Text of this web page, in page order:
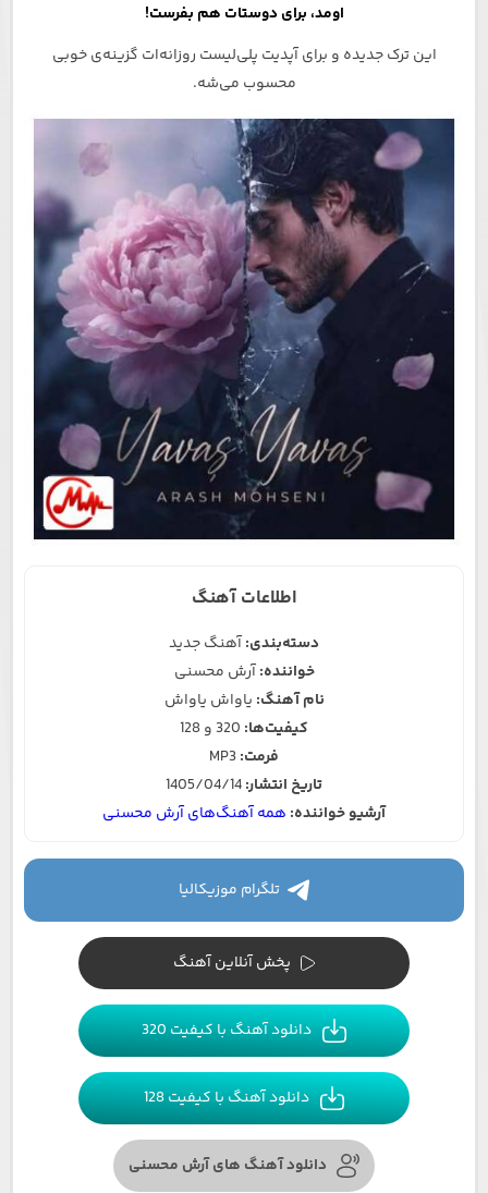
اومد، برای دوستات هم بفرست!
این ترک جدیده و برای آپدیت پلی‌لیست روزانه‌ات گزینه‌ی خوبی
محسوب می‌شه.
اطلاعات آهنگ
دسته‌بندی:آهنگ جدید
خواننده:آرش محسنی
نام آهنگ: یاواش یاواش
کیفیت‌ها:
فرمت:
تاریخ انتشار:
آرشیو خواننده: همه آهنگ‌های آرش محسنی
تلگرام موزیکالیا
پخش آنلاین آهنگ
دانلود آهنگ با کیفیت 320
دانلود آهنگ با کیفیت 128
دانلود آهنگ های آرش محسنی